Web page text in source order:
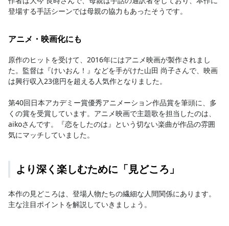
登場する手話シーンでは母親の協力もあったそうです。
アニメ・映画化にも
原作のヒットを受けて、2016年にはアニメ映画が製作されまし
た。監督は『けいおん！』などを手がけた山田 尚子さんで、映画
は興行収入23億円を超える人気作となりました。
第40回日本アカデミー賞優秀アニメーション作品賞を筆頭に、多
くの賞を受賞しています。アニメ映画で主題歌を担当したのは、
aikoさんです。『恋をしたのは』という切ない楽曲が作品の雰囲
気にマッチしていました。
より深く楽しむために「見どころ」
本作の見どころは、登場人物たちの繊細な人間関係にあります。
主な注目ポイントを解説していきましょう。